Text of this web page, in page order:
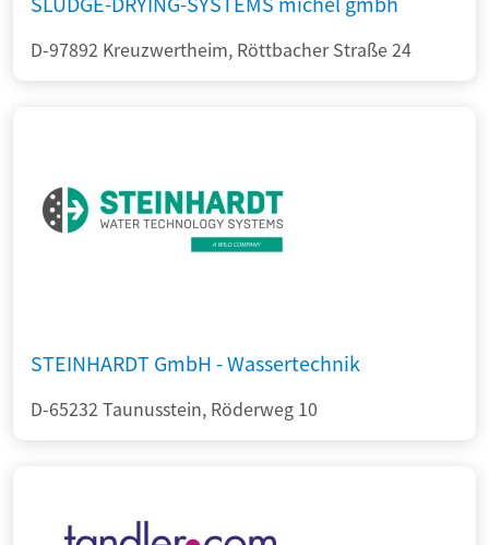
D-97892 Kreuzwertheim, Röttbacher Straße 24
STEINHARDT GmbH - Wassertechnik
D-65232 Taunusstein, Röderweg 10